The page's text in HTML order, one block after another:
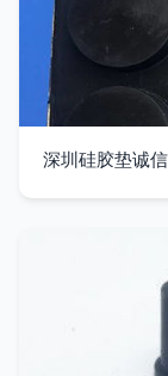
深圳硅胶垫诚